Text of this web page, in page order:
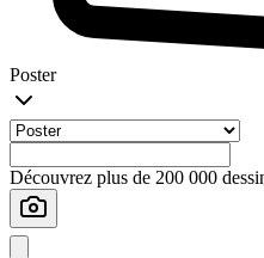
Poster
Découvrez plus de 200 000